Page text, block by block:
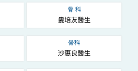
骨 科
婁培友醫生
骨科
沙惠良醫生